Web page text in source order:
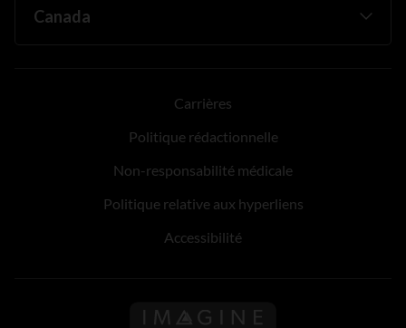
Carrières
Politique rédactionnelle
Non-responsabilité médicale
Politique relative aux hyperliens
Accessibilité